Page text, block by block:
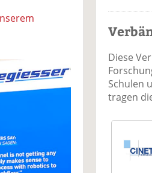
Diese
Schulen
tragen